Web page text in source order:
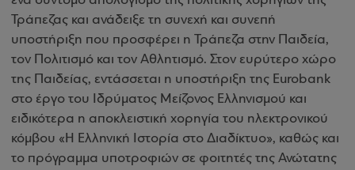
Τράπεζας και ανάδειξε τη συνεχή και συνεπή
υποστήριξη που προσφέρει η Τράπεζα στην Παιδεία,
τον Πολιτισμό και τον Αθλητισμό. Στον ευρύτερο χώρο
της Παιδείας, εντάσσεται η υποστήριξη της Eurobank
στο έργο του Ιδρύματος Μείζονος Ελληνισμού και
ειδικότερα η αποκλειστική χορηγία του ηλεκτρονικού
κόμβου «Η Ελληνική Ιστορία στο Διαδίκτυο», καθώς και
το πρόγραμμα υποτροφιών σε φοιτητές της Ανώτατης